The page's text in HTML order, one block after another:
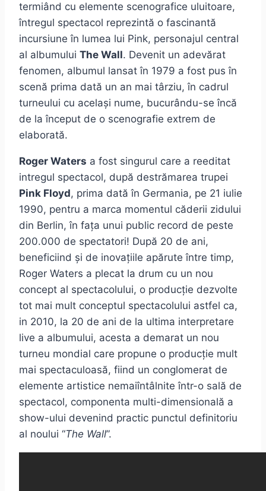
termiând cu elemente scenografice uluitoare,
întregul spectacol reprezintă o fascinantă
incursiune în lumea lui Pink, personajul central
al albumului The Wall. Devenit un adevărat
fenomen, albumul lansat în 1979 a fost pus în
scenă prima dată un an mai târziu, în cadrul
turneului cu același nume, bucurându-se încă
de la început de o scenografie extrem de
elaborată.
Roger Waters a fost singurul care a reeditat
intregul spectacol, după destrămarea trupei
Pink Floyd, prima dată în Germania, pe 21 iulie
1990, pentru a marca momentul căderii zidului
din Berlin, în fața unui public record de peste
200.000 de spectatori! După 20 de ani,
beneficiind și de inovațiile apărute între timp,
Roger Waters a plecat la drum cu un nou
concept al spectacolului, o producție dezvolte
tot mai mult conceptul spectacolului astfel ca,
in 2010, la 20 de ani de la ultima interpretare
live a albumului, acesta a demarat un nou
turneu mondial care propune o producție mult
mai spectaculoasă, fiind un conglomerat de
elemente artistice nemaiîntâlnite într-o sală de
spectacol, componenta multi-dimensională a
show-ului devenind practic punctul definitoriu
al noului “The Wall”.